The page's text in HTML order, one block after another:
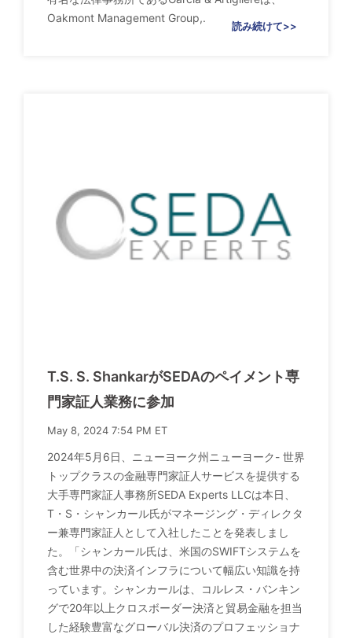
Oakmont Management Group,.
読み続けて>>
T.S. S. ShankarがSEDAのペイメント専
門家証人業務に参加
May 8, 2024 7:54 PM ET
2024年5月6日、ニューヨーク州ニューヨーク- 世界
トップクラスの金融専門家証人サービスを提供する
大手専門家証人事務所SEDA Experts LLCは本日、
T・S・シャンカール氏がマネージング・ディレクタ
ー兼専門家証人として入社したことを発表しまし
た。「シャンカール氏は、米国のSWIFTシステムを
含む世界中の決済インフラについて幅広い知識を持
っています。シャンカールは、コルレス・バンキン
グで20年以上クロスボーダー決済と貿易金融を担当
した経験豊富なグローバル決済のプロフェッショナ